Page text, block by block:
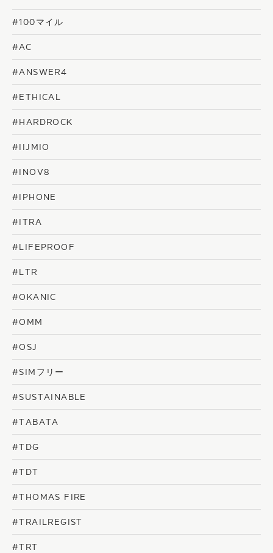
#100マイル
#AC
#ANSWER4
#ETHICAL
#HARDROCK
#IIJMIO
#INOV8
#IPHONE
#ITRA
#LIFEPROOF
#LTR
#OKANIC
#OMM
#OSJ
#SIMフリー
#SUSTAINABLE
#TABATA
#TDG
#TDT
#THOMAS FIRE
#TRAILREGIST
#TRT